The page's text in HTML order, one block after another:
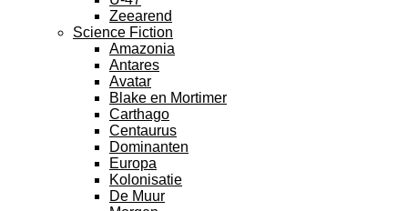
Zeearend
Science Fiction
Amazonia
Antares
Avatar
Blake en Mortimer
Carthago
Centaurus
Dominanten
Europa
Kolonisatie
De Muur